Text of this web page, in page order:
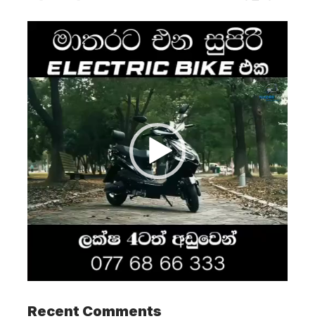
Player
Recent Comments